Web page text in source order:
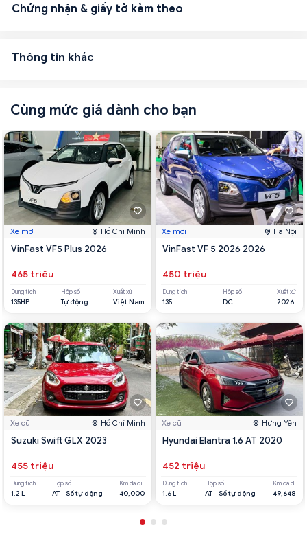
Chứng nhận & giấy tờ kèm theo
Thông tin khác
Cùng mức giá dành cho bạn
Xe mới Hồ Chí Minh
VinFast VF5 Plus 2026
465 triệu
Dung tích
135HP
Hộp số
Tự động
Xuất xứ
Việt Nam
Xe cũ Hồ Chí Minh
Suzuki Swift GLX 2023
455 triệu
Dung tích
1.2 L
Hộp số
AT - Số tự động
Km đã đi
40,000
Xe mới Hà Nội
VinFast VF 5 2026 2026
450 triệu
Dung tích
135
Hộp số
DC
Xuất xứ
2026
Xe cũ Hưng Yên
Hyundai Elantra 1.6 AT 2020
452 triệu
Dung tích
1.6 L
Hộp số
AT - Số tự động
Km đã đi
49,648